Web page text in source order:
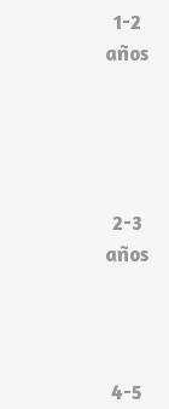
1-2
años
2-3
años
4-5